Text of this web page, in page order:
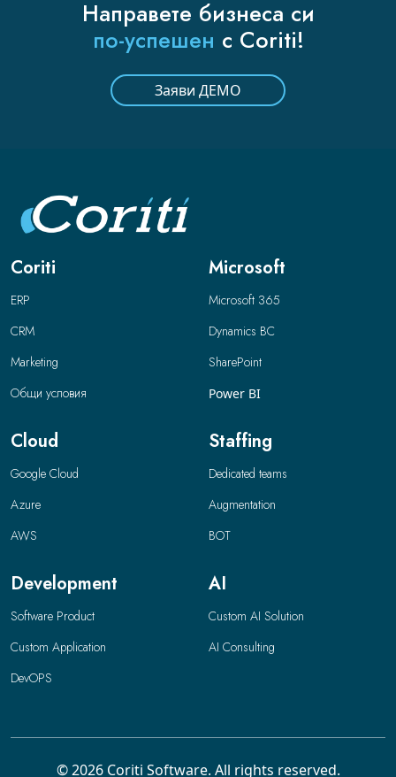
Направете бизнеса си
по-успешен с Coriti!
Заяви ДЕМО
Coriti
ERP
CRM
Marketing
Общи условия
Microsoft
Microsoft 365
Dynamics BC
SharePoint
Power BI
Cloud
Google Cloud
Azure
AWS
Staffing
Dedicated teams
Augmentation
BOT
Development
Software Product
Custom Application
DevOPS
AI
Custom AI Solution
AI Consulting
© 2026 Coriti Software. All rights reserved.